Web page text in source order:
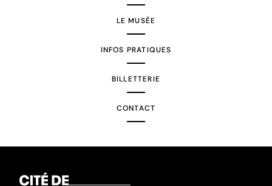
LE MUSÉE
INFOS PRATIQUES
BILLETTERIE
CONTACT